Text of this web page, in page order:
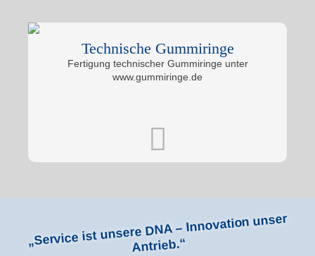
Technische Gummiringe
Fertigung technischer Gummiringe unter
www.gummiringe.de
„Service ist unsere DNA – Innovation unser
Antrieb.“